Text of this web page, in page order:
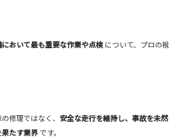
おいて最も重要な作業や点検について、プロの視
修理ではなく、 安全な走行を維持し、事故を未然
たす業界です。